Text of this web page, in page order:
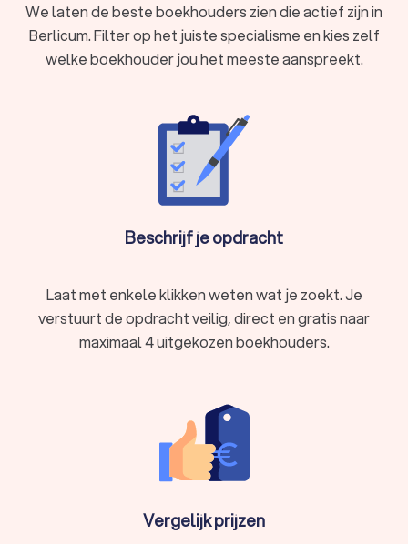
We laten de beste boekhouders zien die actief zijn in
Berlicum. Filter op het juiste specialisme en kies zelf
welke boekhouder jou het meeste aanspreekt.
Beschrijf je opdracht
Laat met enkele klikken weten wat je zoekt. Je
verstuurt de opdracht veilig, direct en gratis naar
maximaal 4 uitgekozen boekhouders.
Vergelijk prijzen